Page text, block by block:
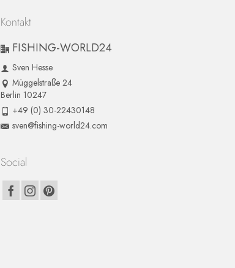
Kontakt
FISHING-WORLD24
Sven Hesse
Müggelstraße 24
Berlin 10247
+49 (0) 30-22430148
sven@fishing-world24.com
Social